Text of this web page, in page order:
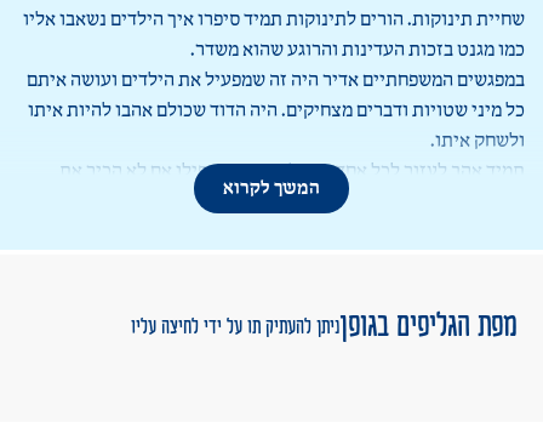
שחיית תינוקות. הורים לתינוקות תמיד סיפרו איך הילדים נשאבו אליו
כמו מגנט בזכות העדינות והרוגע שהוא משדר.
במפגשים המשפחתיים אדיר היה זה שמפעיל את הילדים ועושה איתם
כל מיני שטויות ודברים מצחיקים. היה הדוד שכולם אהבו להיות איתו
ולשחק איתו.
תמיד אהב לעזור לכל אחד מגדול ועד קטן, אפילו אם לא הכיר את
האדם. אדיר היה נחלץ לעזרת כולם ואיפלו התנדב בארגון “ידידים”
ונופים.
המשך לקרוא
מפת הגליפים בגופןניתן להעתיק תו על ידי לחיצה עליו